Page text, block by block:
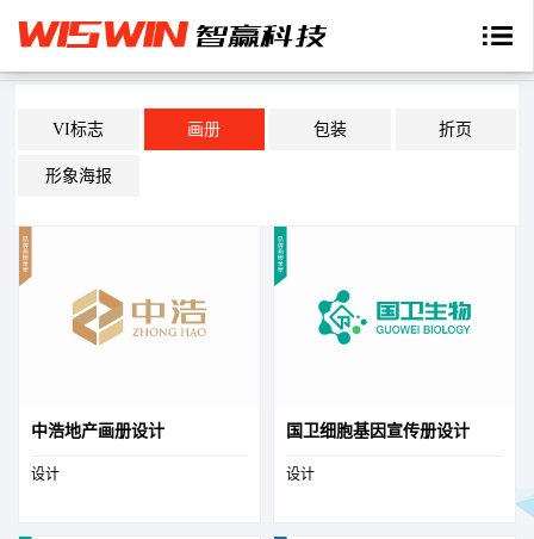
VI标志 画册 包装 折页
形象海报
中浩地产画册设计
设计
国卫细胞基因宣传册设计
设计